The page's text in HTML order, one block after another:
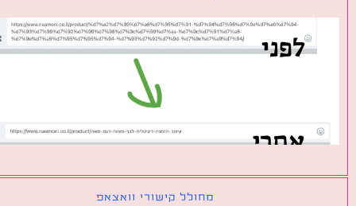
מחולל קישורי וואצאפ